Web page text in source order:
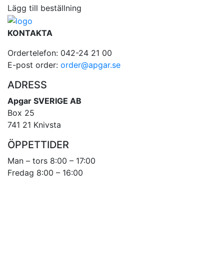
Lägg till beställning
KONTAKTA
Ordertelefon: 042-24 21 00
E-post order: order@apgar.se
ADRESS
Apgar SVERIGE AB
Box 25
741 21 Knivsta
ÖPPETTIDER
Man – tors 8:00 – 17:00
Fredag 8:00 – 16:00